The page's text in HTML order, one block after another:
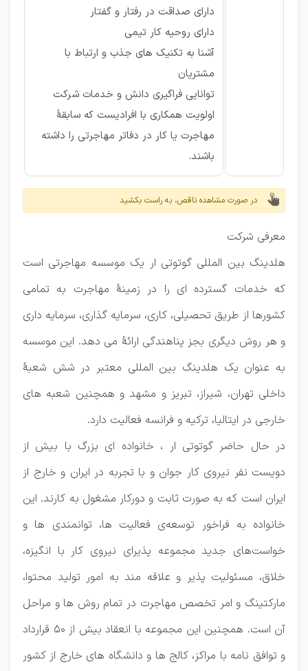
دارای صداقت در رفتار و گفتار
دارای روحیه کار تیمی
آشنا به تکنیک های جذب و ارتباط با
مشتریان
توانایی فراگیری دانش و خدمات شرکت
اولویت همکاری با افرادیست که سابقۀ
مهاجرت یا کار در دفاتر مهاجرتی را داشته
باشند.
در صورت مشاهده ناقص، به راست بکشید
معرفی شرکت
هلدینگ بین المللی گوتوتی ار یک موسسه مهاجرتی است
که خدمات گسترده ای را در زمینۀ مهاجرت به تمامی
کشورها از طریق تحصیلی، کاری، سرمایه گذاری، سرمایه داری
و هر روش دیگری بجز پناهندگی ارائۀ می دهد. این موسسه
به عنوان یک هلدینگ بین المللی معتبر در شش شعبۀ
داخلی تهران، شیراز، تبریز و مشهد و همچنین شعبه های
خارجی در ایتالیا، ترکیه و فرانسه فعالیت دارد.
در حال حاضر گوتوتی ار ، خانواده ای بزرگ با بیش از
دویست نفر نیروی کار جوان و با تجربه در ایران و خارج از
ایران است که به صورت ثابت و دورکار مشغول به کارند. این
خانواده به فراخور توسعه‌ی فعالیت ها، توانمندی ها و
خواست‌های جدید مجموعه پذیرای نیروی کار با انگیزه،
خلاق، مسئولیت پذیر و علاقه مند به امور تولید محتوا،
مارکتینگ و امر تخصص مهاجرت در تمام روش ها و مراحل
آن است. همچنین این مجموعه با انعقاد بیش از 50 قرارداد
و توافق نامه با مراکز، کالج ها و دانشگاه های خارج از کشور